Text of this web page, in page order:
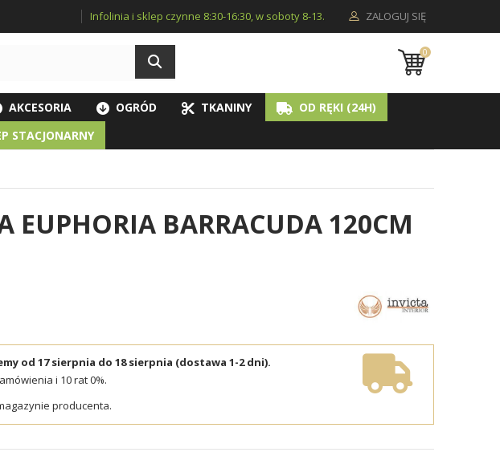
ZALOGUJ SIĘ
Infolinia i sklep czynne 8:30-16:30, w soboty 8-13.
0
AKCESORIA OGRÓD TKANINY
OD RĘKI (24H)
STACJONARNY
EUPHORIA BARRACUDA 120CM
od 17 sierpnia do 18 sierpnia (dostawa 1-2 dni).
i 10 rat 0%.
producenta.